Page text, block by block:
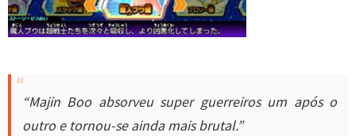
“Majin Boo absorveu super guerreiros um após o
outro e tornou-se ainda mais brutal.”